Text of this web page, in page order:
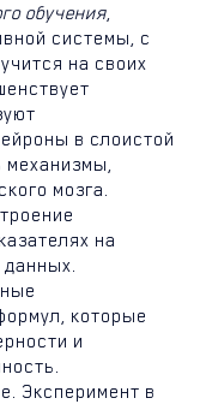
обучения,
системы, с
на своих
в слоистой
механизмы,
мозга.
на
которые
и
Эксперимент в